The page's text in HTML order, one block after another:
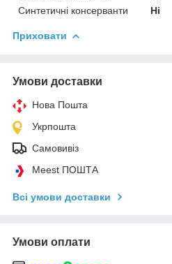
Синтетичні консерванти
Ні
Приховати
Умови доставки
Нова Пошта
Укрпошта
Самовивіз
Meest ПОШТА
Всі умови доставки
Умови оплати